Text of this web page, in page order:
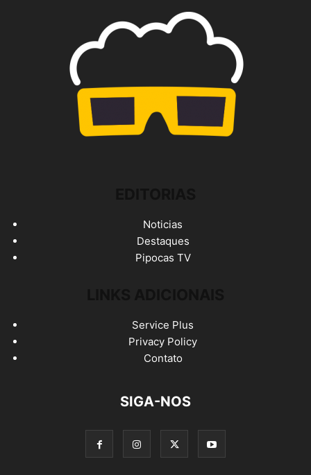
Noticias
Destaques
Pipocas TV
Service Plus
Privacy Policy
Contato
SIGA-NOS